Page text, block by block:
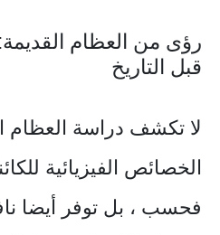
رؤى من العظام
قبل التاريخ
لا تكشف دراسة العظام
الخصائص الفيزيائية
فحسب ، بل توفر أيضا